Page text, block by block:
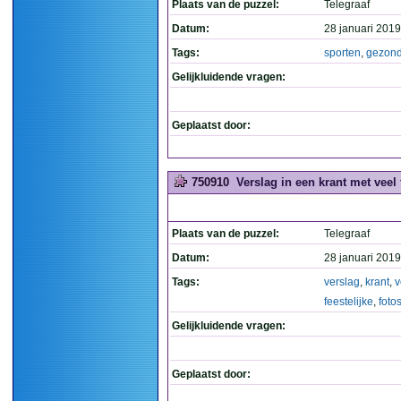
Plaats van de puzzel:
Telegraaf
Datum:
28 januari
Tags:
sporten,
Gelijkluidende vragen:
Geplaatst door:
750910 Verslag in een krant met
Plaats van de puzzel:
Telegraaf
Datum:
28 januari
Tags:
verslag, krant,
feestelijke, fotos
Gelijkluidende vragen:
Geplaatst door: